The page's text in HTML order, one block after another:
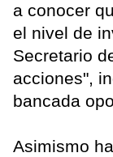
a conocer
el nivel de
Secretario
acciones",
bancada
Asimismo